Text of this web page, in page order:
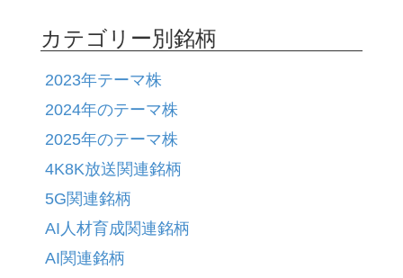
カテゴリー別銘柄
2023年テーマ株
2024年のテーマ株
2025年のテーマ株
4K8K放送関連銘柄
5G関連銘柄
AI人材育成関連銘柄
AI関連銘柄